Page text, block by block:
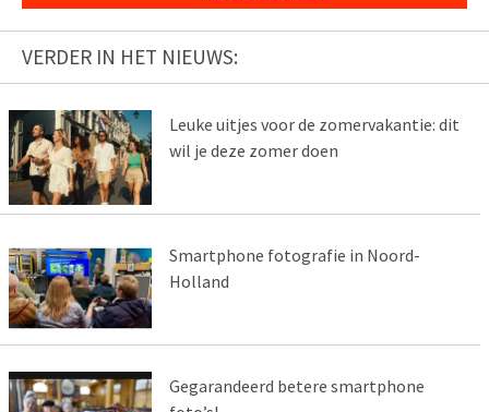
VERDER IN HET NIEUWS:
Leuke uitjes voor de zomervakantie: dit
wil je deze zomer doen
Smartphone fotografie in Noord-
Holland
Gegarandeerd betere smartphone